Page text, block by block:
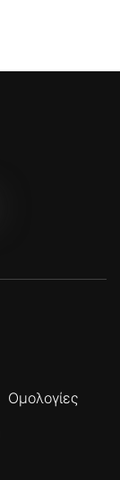
Ομολογίες